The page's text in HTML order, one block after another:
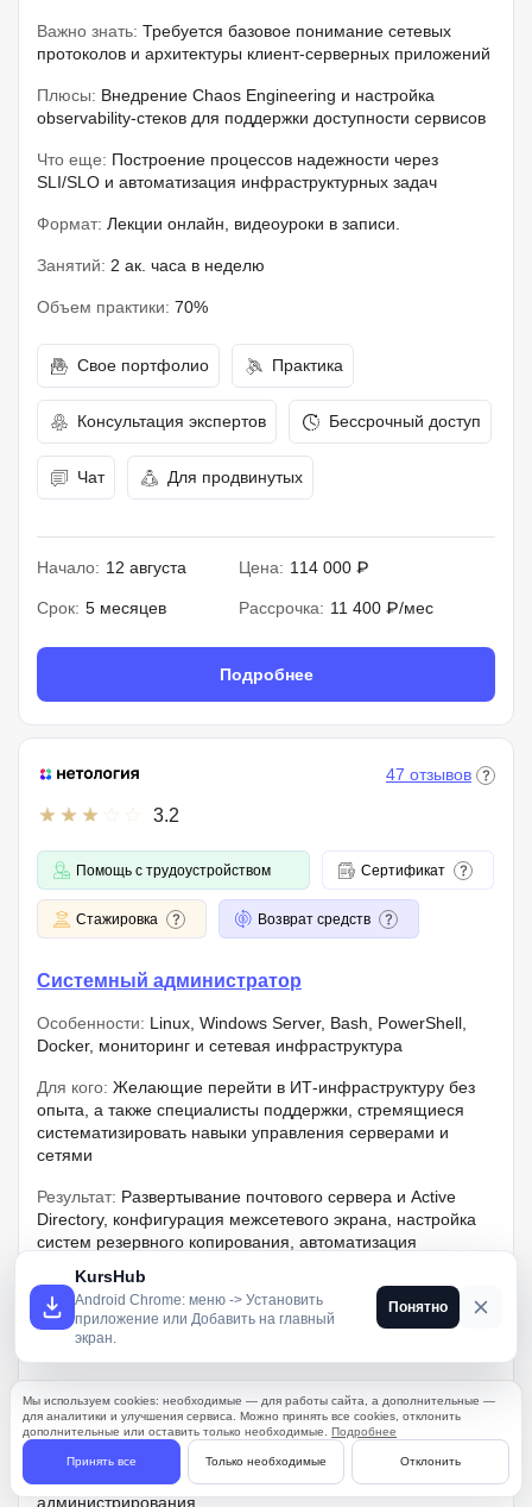
Важно знать: Требуется базовое понимание сетевых
протоколов и архитектуры клиент-серверных приложений
Плюсы: Внедрение Chaos Engineering и настройка
observability-стеков для поддержки доступности сервисов
Что еще: Построение процессов надежности через
SLI/SLO и автоматизация инфраструктурных задач
Формат: Лекции онлайн, видеоуроки в записи.
Занятий: 2 ак. часа в неделю
Объем практики: 70%
Свое портфолио Практика
Консультация экспертов Бессрочный доступ
Чат Для продвинутых
Начало: 12 августа Цена: 114 000 ₽
Срок: 5 месяцев Рассрочка: 11 400 ₽/мес
Подробнее
3.2
47 отзывов
Помощь с трудоустройством Сертификат
Стажировка Возврат средств
Системный администратор
Особенности: Linux, Windows Server, Bash, PowerShell,
Docker, мониторинг и сетевая инфраструктура
Для кого: Желающие перейти в ИТ-инфраструктуру без
опыта, а также специалисты поддержки, стремящиеся
систематизировать навыки управления серверами и
сетями
Результат: Развертывание почтового сервера и Active
Directory, конфигурация межсетевого экрана, настройка
систем резервного копирования, автоматизация
Важно знать:Для выполнения практических заданий
необходим компьютер с объемом оперативной памяти от
8 ГБ для развертывания виртуальных сред
Применение связки Prometheus и Grafana для
визуализации метрик в сочетании с навыками работы в
облачной среде Yandex Cloud
Базовая подготовка по стеку серверного
администрирования
Мы используем cookies: необходимые — для работы сайта, а дополнительные —
для аналитики и улучшения сервиса. Можно принять все cookies, отклонить
дополнительные или оставить только необходимые. Подробнее
Принять все Только необходимые Отклонить
KursHub
Android Chrome: меню -> Установить
приложение или Добавить на главный
экран.
Понятно